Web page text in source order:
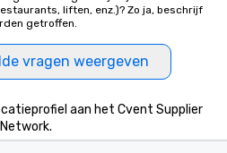
liften, enz.)? Zo ja, beschrijf
getroffen.
vragen weergeven
aan het Cvent Supplier
Network.